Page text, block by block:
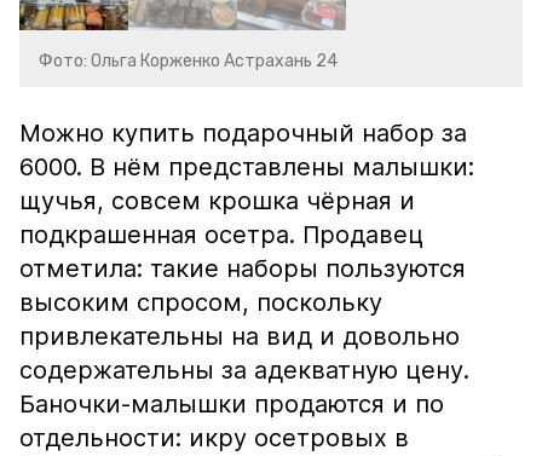
Фото: Ольга Корженко Астрахань 24
Можно купить подарочный набор за
6000. В нём представлены малышки:
щучья, совсем крошка чёрная и
подкрашенная осетра. Продавец
отметила: такие наборы пользуются
высоким спросом, поскольку
привлекательны на вид и довольно
содержательны за адекватную цену.
Баночки-малышки продаются и по
отдельности: икру осетровых в